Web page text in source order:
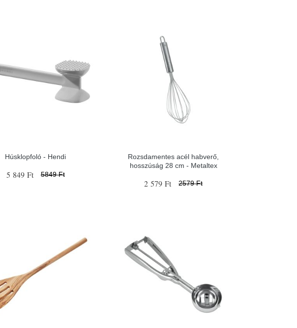
Húsklopfoló - Hendi
5 849 Ft 5849 Ft
Rozsdamentes acél habverő,
hosszúság 28 cm - Metaltex
2 579 Ft 2579 Ft